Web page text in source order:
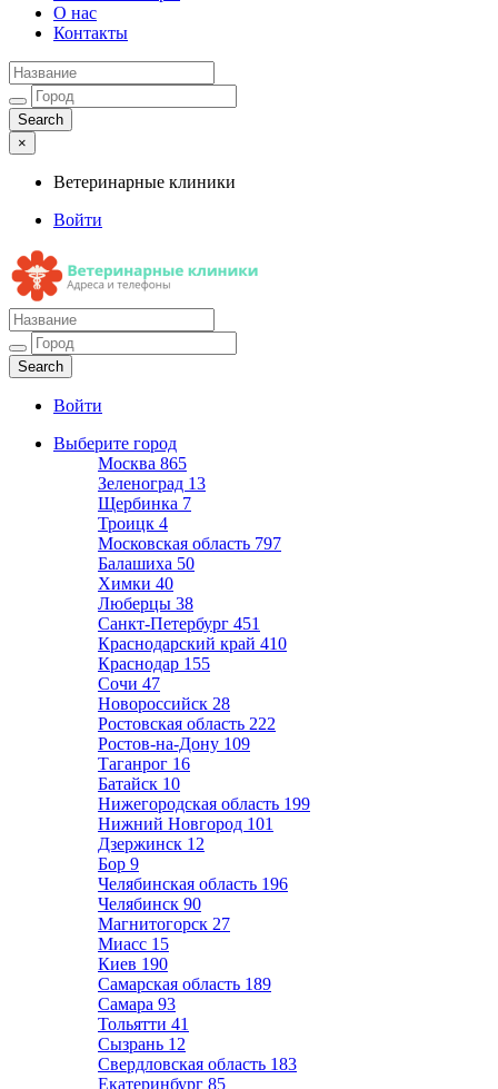
О нас
Контакты
×
Ветеринарные клиники
Войти
Ветеринарные клиники
Адреса и телефоны
Войти
Выберите город
Москва 865
Зеленоград 13
Щербинка 7
Троицк 4
Московская область 797
Балашиха 50
Химки 40
Люберцы 38
Санкт-Петербург 451
Краснодарский край 410
Краснодар 155
Сочи 47
Новороссийск 28
Ростовская область 222
Ростов-на-Дону 109
Таганрог 16
Батайск 10
Нижегородская область 199
Нижний Новгород 101
Дзержинск 12
Бор 9
Челябинская область 196
Челябинск 90
Магнитогорск 27
Миасс 15
Киев 190
Самарская область 189
Самара 93
Тольятти 41
Сызрань 12
Свердловская область 183
Екатеринбург 85